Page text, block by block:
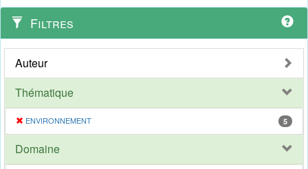
Filtres
Auteur
Thématique
ENVIRONNEMENT 5
Domaine